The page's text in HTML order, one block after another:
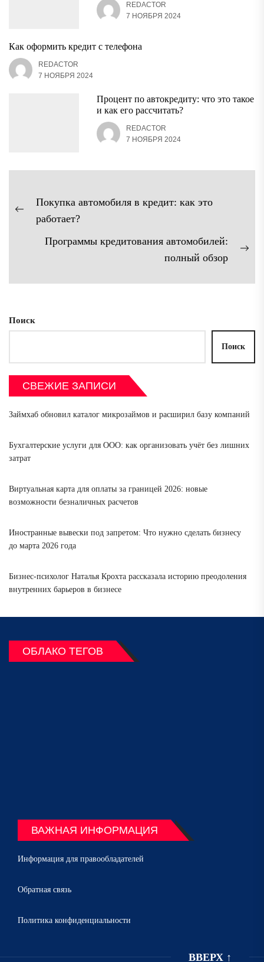
REDACTOR
7 НОЯБРЯ 2024
Как оформить кредит с телефона
REDACTOR
7 НОЯБРЯ 2024
Процент по автокредиту: что это такое
и как его рассчитать?
REDACTOR
7 НОЯБРЯ 2024
Навигация
по
записям
Предыдущая
Покупка автомобиля в кредит: как это
работает?
Программы кредитования автомобилей:
полный обзор
Поиск
Поиск
СВЕЖИЕ ЗАПИСИ
Займхаб обновил каталог микрозаймов и расширил базу компаний
Бухгалтерские услуги для ООО: как организовать учёт без лишних
затрат
Виртуальная карта для оплаты за границей 2026: новые
возможности безналичных расчетов
Иностранные вывески под запретом: Что нужно сделать бизнесу
до марта 2026 года
Бизнес-психолог Наталья Крохта рассказала историю преодоления
внутренних барьеров в бизнесе
ОБЛАКО ТЕГОВ
ВАЖНАЯ ИНФОРМАЦИЯ
Информация для правообладателей
Обратная связь
Политика конфиденциальности
ВВЕРХ ↑